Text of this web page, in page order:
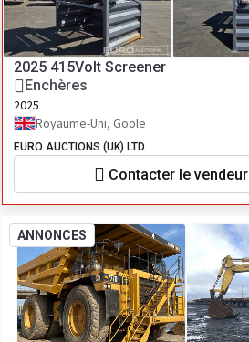
2025 415Volt Screener
Enchères
2025
Royaume-Uni, Goole
EURO AUCTIONS (UK) LTD
Contacter le vendeur
ANNONCES